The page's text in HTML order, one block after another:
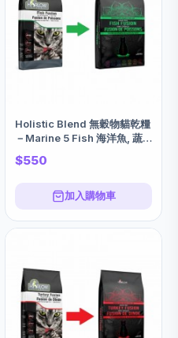
Holistic Blend 無穀物貓乾糧
－Marine 5 Fish 海洋魚, 蔬
果配方 12LBS
$550
加入購物車